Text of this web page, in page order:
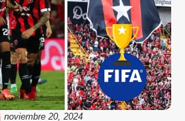
noviembre 20, 2024